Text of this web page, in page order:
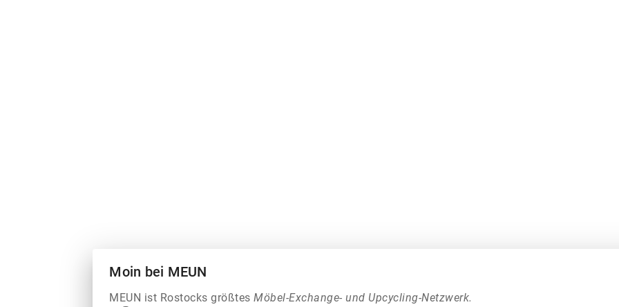
Moin bei MEUN
MEUN ist Rostocks größtesMöbel-Exchange- und Upcycling-Netzwerk.